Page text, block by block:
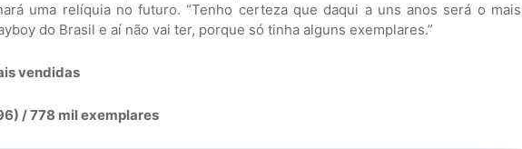
uma relíquia no futuro. “Tenho certeza que daqui a uns anos será o mais
do Brasil e aí não vai ter, porque só tinha alguns exemplares.”
vendidas
/ 778 mil exemplares